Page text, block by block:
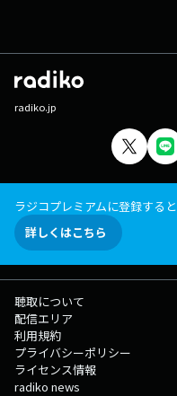
radiko.jp
ラジコプレミアムに登録する
詳しくはこちら
聴取について
配信エリア
利用規約
プライバシーポリシー
ライセンス情報
radiko news